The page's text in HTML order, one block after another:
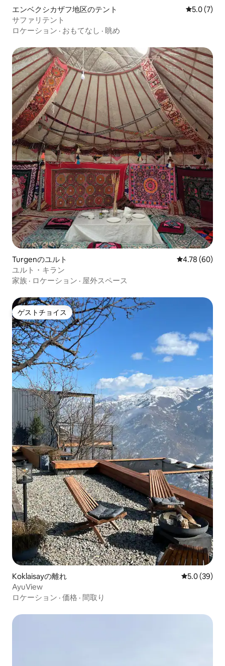
エンベクシカザフ地区のテント レビュー7
5.0 (7)
サファリテント
ロケーション · おもてなし · 眺め
Turgenのユルト レビュー60
4.78 (60)
ユルト・キラン
家族 · ロケーション · 屋外スペース
ゲストチョイス
ゲストチョイス
Koklaisayの離れ レビュー39
5.0 (39)
AyuView
ロケーション · 価格 · 間取り